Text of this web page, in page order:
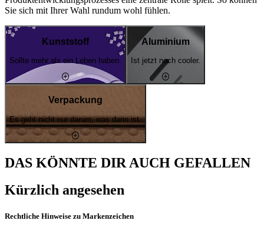
Sie sich mit Ihrer Wahl rundum wohl fühlen.
Kunststoff
Sollte mehr als ein Leben haben.
Aluminium
Ist jetzt noch cooler.
Verpackung
Es geht nicht nur darum, was darin ist.
DAS KÖNNTE DIR AUCH GEFALLEN
Kürzlich angesehen
Rechtliche Hinweise zu Markenzeichen